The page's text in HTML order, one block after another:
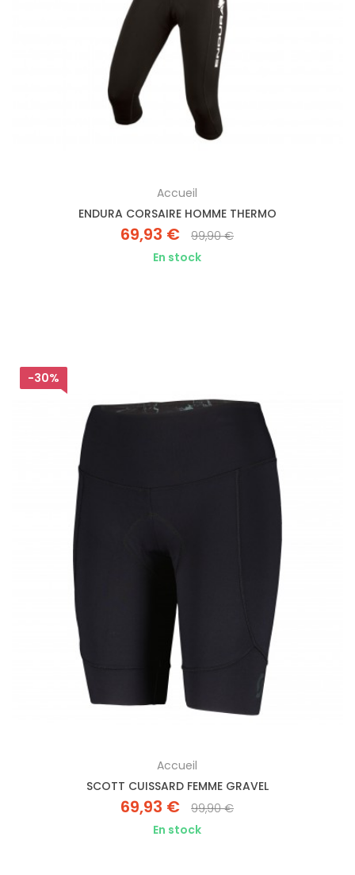
Accueil
ENDURA CORSAIRE HOMME THERMO
69,93 €
99,90 €
En stock
-30%
Accueil
SCOTT CUISSARD FEMME GRAVEL
69,93 €
99,90 €
En stock